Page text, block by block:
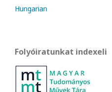
Hungarian
Folyóiratunkat indexeli